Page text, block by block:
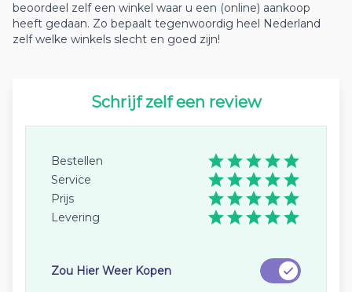
beoordeel zelf een winkel waar u een (online) aankoop
heeft gedaan. Zo bepaalt tegenwoordig heel Nederland
zelf welke winkels slecht en goed zijn!
Schrijf zelf een review
Bestellen
Service
Prijs
Levering
Zou Hier Weer Kopen